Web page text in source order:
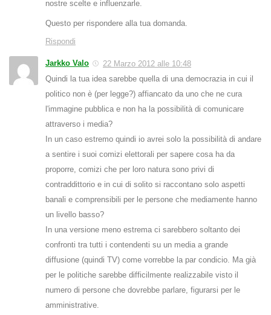
nostre scelte e influenzarle.
Questo per rispondere alla tua domanda.
Rispondi
Jarkko Valo
22 Marzo 2012 alle 10:48
Quindi la tua idea sarebbe quella di una democrazia in cui il
politico non è (per legge?) affiancato da uno che ne cura
l'immagine pubblica e non ha la possibilità di comunicare
attraverso i media?
In un caso estremo quindi io avrei solo la possibilità di andare
a sentire i suoi comizi elettorali per sapere cosa ha da
proporre, comizi che per loro natura sono privi di
contraddittorio e in cui di solito si raccontano solo aspetti
banali e comprensibili per le persone che mediamente hanno
un livello basso?
In una versione meno estrema ci sarebbero soltanto dei
confronti tra tutti i contendenti su un media a grande
diffusione (quindi TV) come vorrebbe la par condicio. Ma già
per le politiche sarebbe difficilmente realizzabile visto il
numero di persone che dovrebbe parlare, figurarsi per le
amministrative.